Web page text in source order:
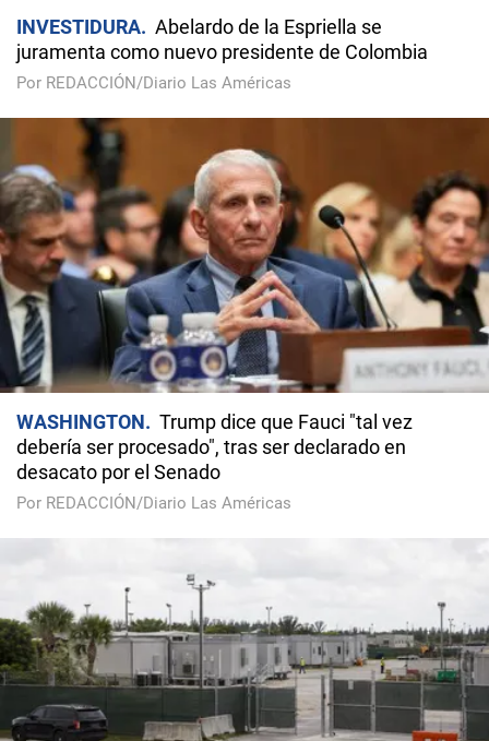
INVESTIDURA
Abelardo de la Espriella se
juramenta como nuevo presidente de Colombia
Por REDACCIÓN/Diario Las Américas
WASHINGTON
Trump dice que Fauci "tal vez
debería ser procesado", tras ser declarado en
desacato por el Senado
Por REDACCIÓN/Diario Las Américas